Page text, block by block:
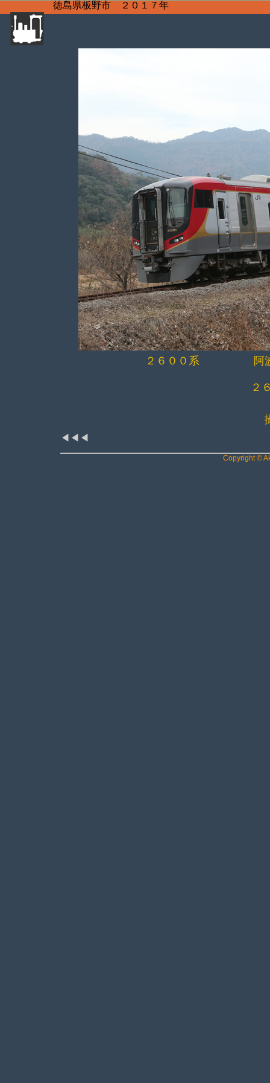
徳島県板野市 ２０１７年
２６００系 阿波大
２
◀◀◀
Copyright ©